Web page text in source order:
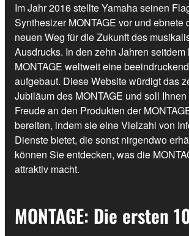
Im Jahr 2016 stellte Yamaha seinen
Synthesizer MONTAGE vor und ebnete
neuen Weg für die Zukunft des
Ausdrucks. In den zehn Jahren seitdem
MONTAGE weltweit eine
aufgebaut. Diese Website würdigt das
Jubiläum des MONTAGE und soll
Freude an den Produkten der
bereiten, indem sie eine Vielzahl von
Dienste bietet, die sonst nirgendwo
können Sie entdecken, was die
attraktiv macht.
MONTAGE: Die ersten